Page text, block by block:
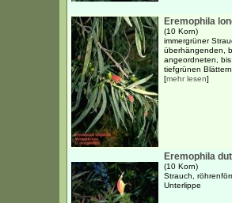
Eremophila
(10 Korn)
immergrüner
überhängenden,
angeordneten,
tiefgrünen
[mehr lesen]
Eremophila
(10 Korn)
Strauch,
Unterlippe